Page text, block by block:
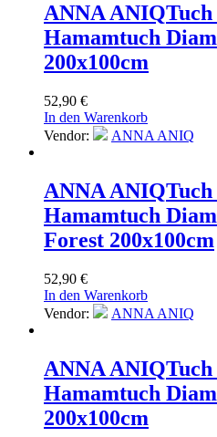
ANNA ANIQ
Hamamtuch
200x100cm
52,90 €
In den Warenkorb
Vendor:
ANNA ANIQ
ANNA ANIQ
Hamamtuch
Forest 200x100cm
52,90 €
In den Warenkorb
Vendor:
ANNA ANIQ
ANNA ANIQ
Hamamtuch
200x100cm